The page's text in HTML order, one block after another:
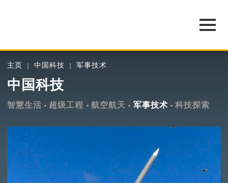
主页 中国科技 军事技术
中国科技
智慧生活 超级工程 航空航天 军事技术 科技探索